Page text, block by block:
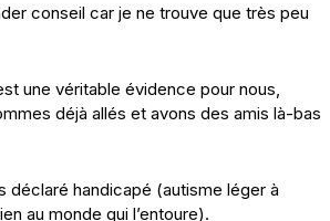
conseil car je ne trouve que très peu
une véritable évidence pour nous,
déjà allés et avons des amis là-bas
déclaré handicapé (autisme léger à
au monde qui l’entoure).